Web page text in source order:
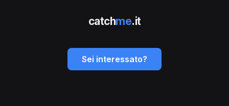
catchme.it
Sei interessato?